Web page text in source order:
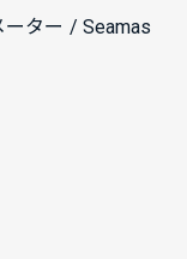
ター / Seamas